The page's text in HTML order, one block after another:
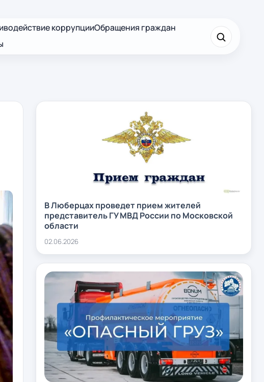
коррупцииОбращения граждан
В Люберцах проведет прием жителей
представитель ГУ МВД России по Московской
области
02.06.2026